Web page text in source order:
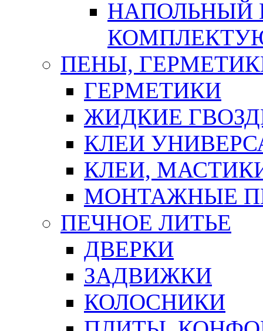
НАПОЛЬНЫЙ
ПЕНЫ,
ГЕРМЕТИКИ
ЖИДКИЕ
КЛЕИ
КЛЕИ,
МОНТАЖНЫЕ
ПЕЧНОЕ ЛИТЬЕ
ДВЕРКИ
ЗАДВИЖКИ
КОЛОСНИКИ